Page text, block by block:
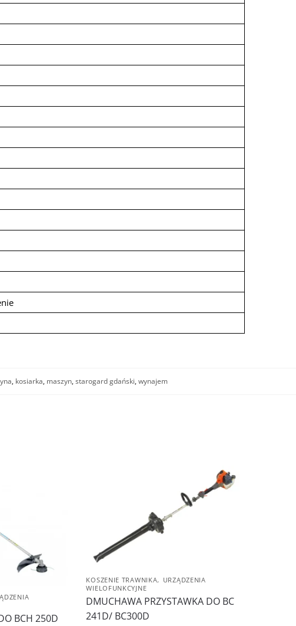
, kosiarka, maszyn,starogard gdański,wynajem
BCH 250D
KOSZENIE TRAWNIKA, URZĄDZENIA
WIELOFUNKCYJNE
DMUCHAWA PRZYSTAWKA DO BC
241D/ BC300D